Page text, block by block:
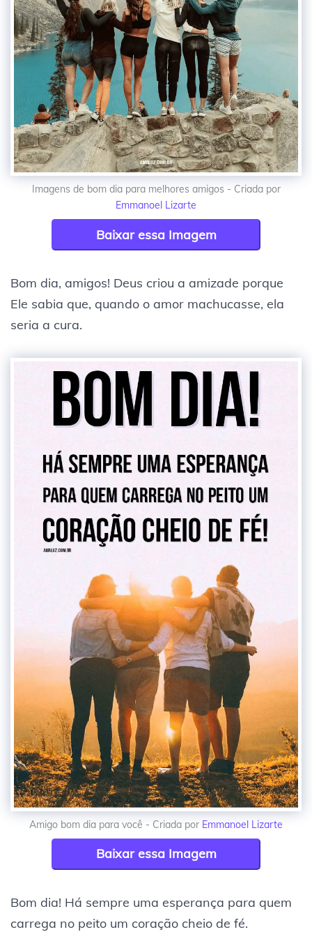
Imagens de bom dia para melhores amigos - Criada por
Emmanoel Lizarte
Baixar essa Imagem
Bom dia, amigos! Deus criou a amizade porque
Ele sabia que, quando o amor machucasse, ela
seria a cura.
Amigo bom dia para você - Criada por Emmanoel Lizarte
Baixar essa Imagem
Bom dia! Há sempre uma esperança para quem
carrega no peito um coração cheio de fé.